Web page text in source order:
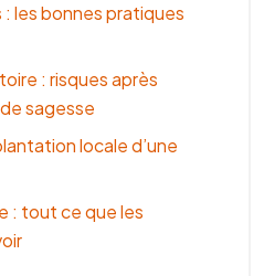
les bonnes pratiques
: risques après
sagesse
locale d’une
: tout ce que les